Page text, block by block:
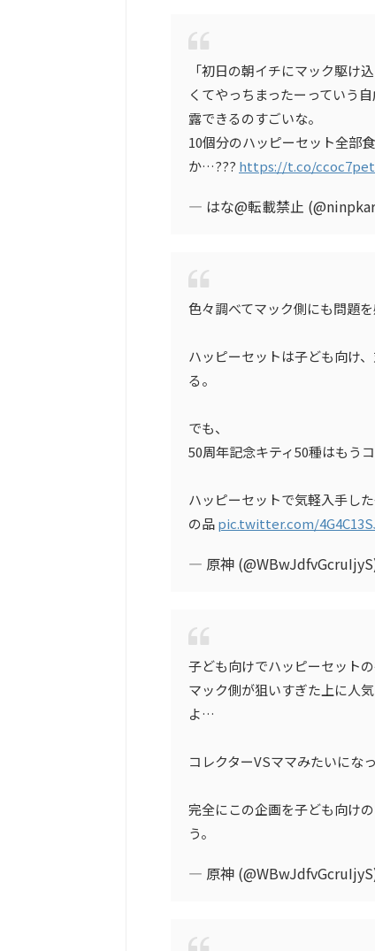
「初日の朝イチにマック駆け
くてやっちまったーっていう
露できるのすごいな。
10個分のハッピーセット全部
か…??? https://t.co/
— はな@転載禁止
色々調べてマック側にも問題
ハッピーセットは子ども向け
る。
でも、
50周年記念キティ50種はもう
ハッピーセットで気軽入手し
の品pic.twitter.com/
— 原神
子ども向けでハッピーセット
マック側が狙いすぎた上に人
よ…
コレクターVSママみたいにな
完全にこの企画を子ども向け
う。
— 原神